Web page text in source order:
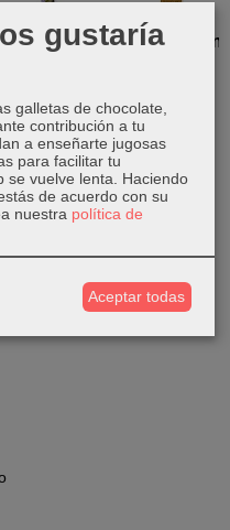
Incienso
1,50 €
Incienso en
2,50 €
gustaría
galletas de chocolate,
contribución a tu
a enseñarte jugosas
para facilitar tu
se vuelve lenta. Haciendo
de acuerdo con su
nuestra política de
Aceptar todas